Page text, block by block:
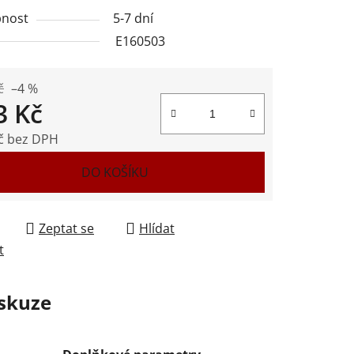
5-7 dní
E160503
–4 %
Kč
bez DPH
DO KOŠÍKU
Zeptat se
Hlídat